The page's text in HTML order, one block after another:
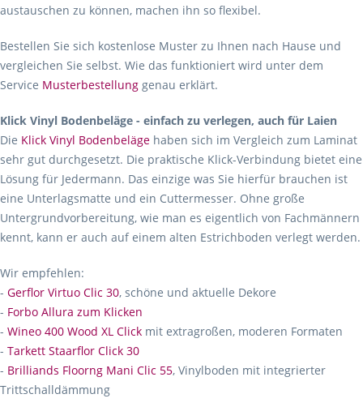
austauschen zu können, machen ihn so flexibel.
Bestellen Sie sich kostenlose Muster zu Ihnen nach Hause und
vergleichen Sie selbst. Wie das funktioniert wird unter dem
Service Musterbestellung genau erklärt.
Klick Vinyl Bodenbeläge - einfach zu verlegen, auch für Laien
Die Klick Vinyl Bodenbeläge haben sich im Vergleich zum Laminat
sehr gut durchgesetzt. Die praktische Klick-Verbindung bietet eine
Lösung für Jedermann. Das einzige was Sie hierfür brauchen ist
eine Unterlagsmatte und ein Cuttermesser. Ohne große
Untergrundvorbereitung, wie man es eigentlich von Fachmännern
kennt, kann er auch auf einem alten Estrichboden verlegt werden.
Wir empfehlen:
- Gerflor Virtuo Clic 30, schöne und aktuelle Dekore
- Forbo Allura zum Klicken
- Wineo 400 Wood XL Click mit extragroßen, moderen Formaten
- Tarkett Staarflor Click 30
- Brilliands Floorng Mani Clic 55, Vinylboden mit integrierter
Trittschalldämmung